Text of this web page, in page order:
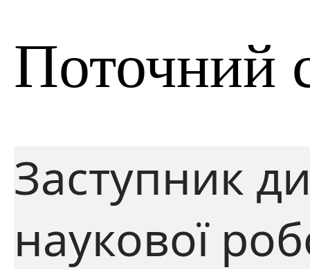
Поточний
Заступник
наукової